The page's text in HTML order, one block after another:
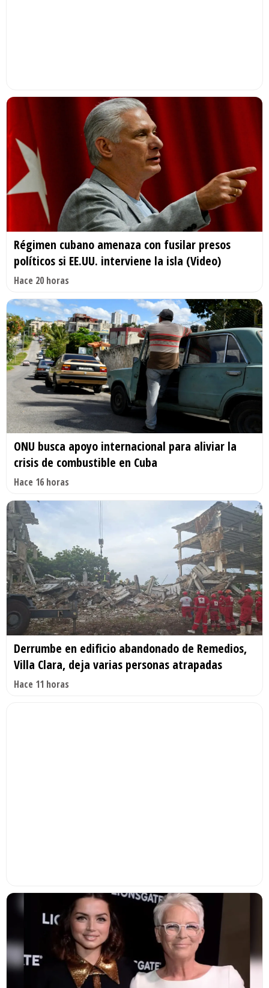
Régimen cubano amenaza con fusilar presos
políticos si EE.UU. interviene la isla (Video)
Hace 20 horas
ONU busca apoyo internacional para aliviar la
crisis de combustible en Cuba
Hace 16 horas
Derrumbe en edificio abandonado de Remedios,
Villa Clara, deja varias personas atrapadas
Hace 11 horas